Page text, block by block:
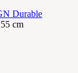
Durable
cm